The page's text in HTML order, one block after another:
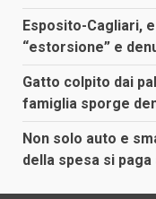
Esposito-Cagliari,
“estorsione” e
Gatto colpito dai
famiglia sporge
Non solo auto e
della spesa si paga